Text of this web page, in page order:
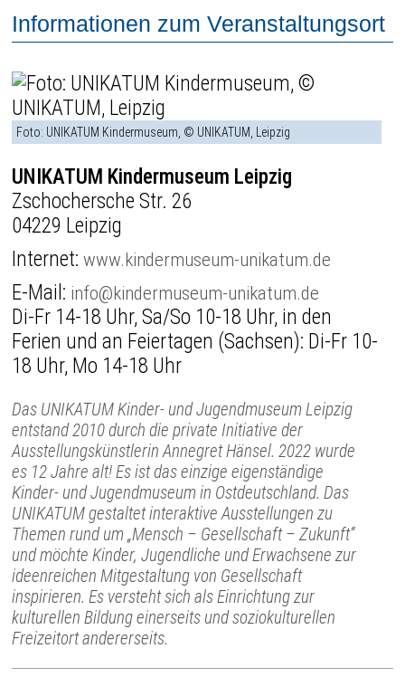
Informationen zum Veranstaltungsort
Foto: UNIKATUM Kindermuseum, © UNIKATUM, Leipzig
UNIKATUM Kindermuseum Leipzig
Zschochersche Str. 26
04229 Leipzig
Internet:www.kindermuseum-unikatum.de
E-Mail: info@kindermuseum-unikatum.de
Di-Fr 14-18 Uhr, Sa/So 10-18 Uhr, in den
Ferien und an Feiertagen (Sachsen): Di-Fr 10-
18 Uhr, Mo 14-18 Uhr
Das UNIKATUM Kinder- und Jugendmuseum Leipzig
entstand 2010 durch die private Initiative der
Ausstellungskünstlerin Annegret Hänsel. 2022 wurde
es 12 Jahre alt! Es ist das einzige eigenständige
Kinder- und Jugendmuseum in Ostdeutschland. Das
UNIKATUM gestaltet interaktive Ausstellungen zu
Themen rund um „Mensch – Gesellschaft – Zukunft“
und möchte Kinder, Jugendliche und Erwachsene zur
ideenreichen Mitgestaltung von Gesellschaft
inspirieren. Es versteht sich als Einrichtung zur
kulturellen Bildung einerseits und soziokulturellen
Freizeitort andererseits.